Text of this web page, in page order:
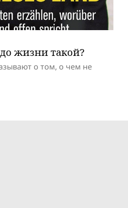
жизни такой?
о том, о чем не